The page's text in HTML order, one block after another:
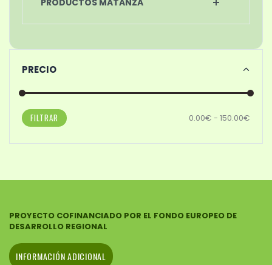
PRODUCTOS MATANZA
PRECIO
FILTRAR 0.00€ - 150.00€
PROYECTO COFINANCIADO POR EL FONDO EUROPEO DE
DESARROLLO REGIONAL
INFORMACIÓN ADICIONAL